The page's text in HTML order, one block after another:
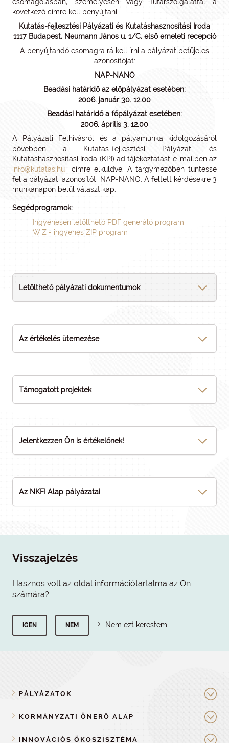
következő címre kell benyújtani:
Kutatás-fejlesztési Pályázati és Kutatáshasznosítási Iroda
1117 Budapest, Neumann János u. 1/C, első emeleti recepció
A benyújtandó csomagra rá kell írni a pályázat betűjeles
azonosítóját:
NAP-NANO
Beadási határidő az előpályázat esetében:
2006. január 30. 12.00
Beadási határidő a főpályázat esetében:
2006. április 3. 12.00
A Pályázati Felhívásról és a pályamunka kidolgozásáról
bővebben a Kutatás-fejlesztési Pályázati és
Kutatáshasznosítási Iroda (KPI) ad tájékoztatást e-mailben az
info@kutatas.hu címre elküldve. A tárgymezőben tüntesse
fel a pályázati azonosítót: NAP-NANO. A feltett kérdésekre 3
munkanapon belül választ kap.
Segédprogramok:
Ingyenesen letölthető PDF generáló program
WiZ - ingyenes ZIP program
Letölthető pályázati dokumentumok
Az értékelés ütemezése
Támogatott projektek
Jelentkezzen Ön is értékelőnek!
Az NKFI Alap pályázatai
Visszajelzés
Hasznos volt az oldal információtartalma az Ön
számára?
IGEN NEM Nem ezt kerestem
PÁLYÁZATOK
KORMÁNYZATI ÖNERŐ ALAP
INNOVÁCIÓS ÖKOSZISZTÉMA